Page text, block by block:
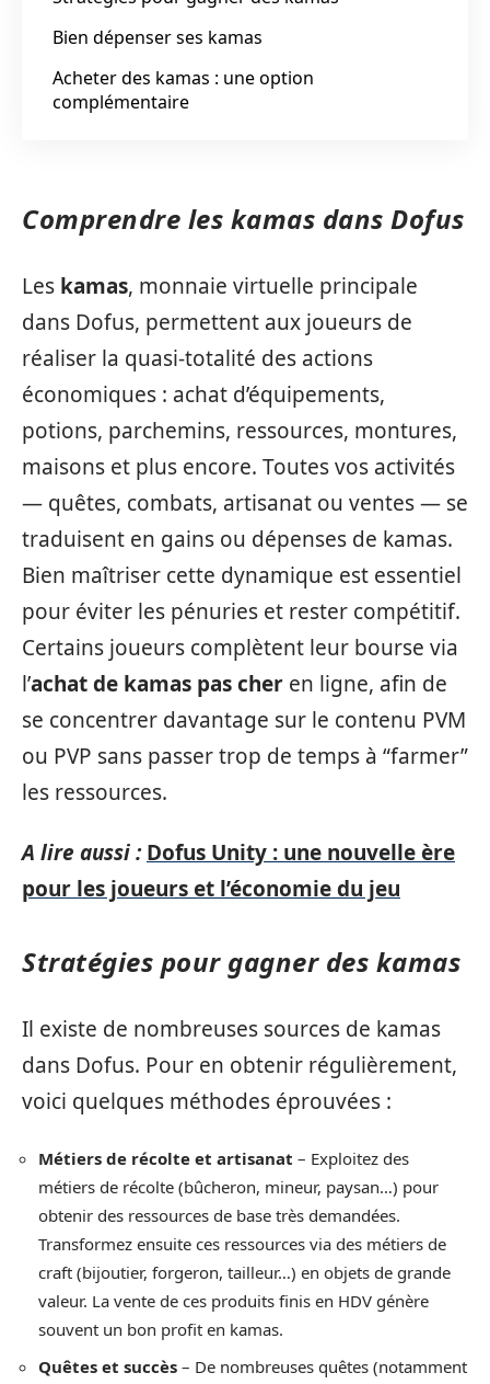
Bien dépenser ses kamas
Acheter des kamas : une option
complémentaire
Comprendre les kamas dans Dofus
Les kamas, monnaie virtuelle principale
dans Dofus, permettent aux joueurs de
réaliser la quasi-totalité des actions
économiques : achat d’équipements,
potions, parchemins, ressources, montures,
maisons et plus encore. Toutes vos activités
— quêtes, combats, artisanat ou ventes — se
traduisent en gains ou dépenses de kamas.
Bien maîtriser cette dynamique est essentiel
pour éviter les pénuries et rester compétitif.
Certains joueurs complètent leur bourse via
l’achat de kamas pas cher en ligne, afin de
se concentrer davantage sur le contenu PVM
ou PVP sans passer trop de temps à “farmer”
les ressources.
A lire aussi : Dofus Unity : une nouvelle ère
pour les joueurs et l’économie du jeu
Stratégies pour gagner des kamas
Il existe de nombreuses sources de kamas
dans Dofus. Pour en obtenir régulièrement,
voici quelques méthodes éprouvées :
Métiers de récolte et artisanat – Exploitez des
métiers de récolte (bûcheron, mineur, paysan…) pour
obtenir des ressources de base très demandées.
Transformez ensuite ces ressources via des métiers de
craft (bijoutier, forgeron, tailleur…) en objets de grande
valeur. La vente de ces produits finis en HDV génère
souvent un bon profit en kamas.
Quêtes et succès – De nombreuses quêtes (notamment